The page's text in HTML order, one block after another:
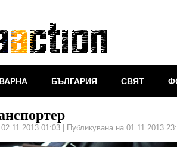
ВАРНА БЪЛГАРИЯ СВЯТ
01:03 Публикувана на 01.11.2013